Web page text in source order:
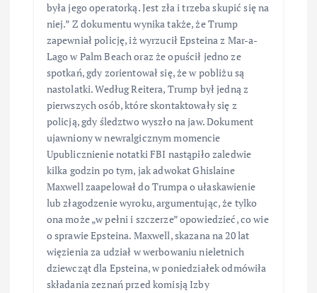
była jego operatorką. Jest zła i trzeba skupić się na
niej.” Z dokumentu wynika także, że Trump
zapewniał policję, iż wyrzucił Epsteina z Mar-a-
Lago w Palm Beach oraz że opuścił jedno ze
spotkań, gdy zorientował się, że w pobliżu są
nastolatki. Według Reitera, Trump był jedną z
pierwszych osób, które skontaktowały się z
policją, gdy śledztwo wyszło na jaw. Dokument
ujawniony w newralgicznym momencie
Upublicznienie notatki FBI nastąpiło zaledwie
kilka godzin po tym, jak adwokat Ghislaine
Maxwell zaapelował do Trumpa o ułaskawienie
lub złagodzenie wyroku, argumentując, że tylko
ona może „w pełni i szczerze” opowiedzieć, co wie
o sprawie Epsteina. Maxwell, skazana na 20 lat
więzienia za udział w werbowaniu nieletnich
dziewcząt dla Epsteina, w poniedziałek odmówiła
składania zeznań przed komisją Izby